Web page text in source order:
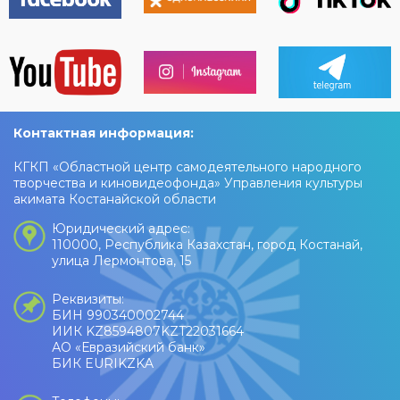
Контактная информация:
КГКП «Областной центр самодеятельного народного
творчества и киновидеофонда» Управления культуры
акимата Костанайской области
Юридический адрес:
110000, Республика Казахстан, город Костанай,
улица Лермонтова, 15
Реквизиты:
БИН 990340002744
ИИК KZ8594807KZT22031664
АО «Евразийский банк»
БИК EURIKZKA